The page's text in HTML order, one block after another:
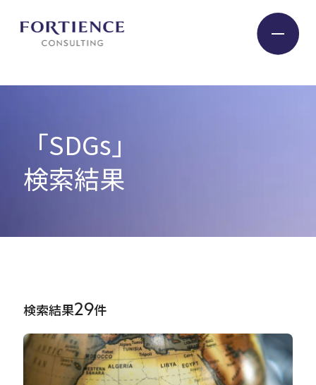
Service
Company
Careers
「SDGs」
検索結果
検索結果29件